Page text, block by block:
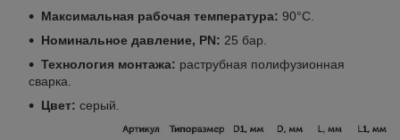
Максимальная рабочая температура: 90°С.
Номинальное давление, PN: 25 бар.
Технология монтажа: раструбная полифузионная
сварка.
Цвет: серый.